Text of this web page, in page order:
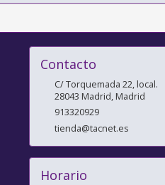
Contacto
C/ Torquemada 22, local.
28043 Madrid,Madrid
913320929
tienda@tacnet.es
Horario